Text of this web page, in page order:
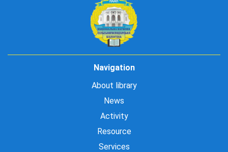
Navigation
About library
News
Activity
Resource
Services